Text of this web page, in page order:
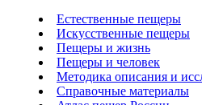
Естественные пещеры
Искусственные пещеры
Пещеры и жизнь
Пещеры и человек
Методика описания и
Справочные материалы